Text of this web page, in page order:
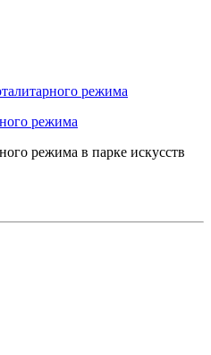
режима
режима в парке искусств